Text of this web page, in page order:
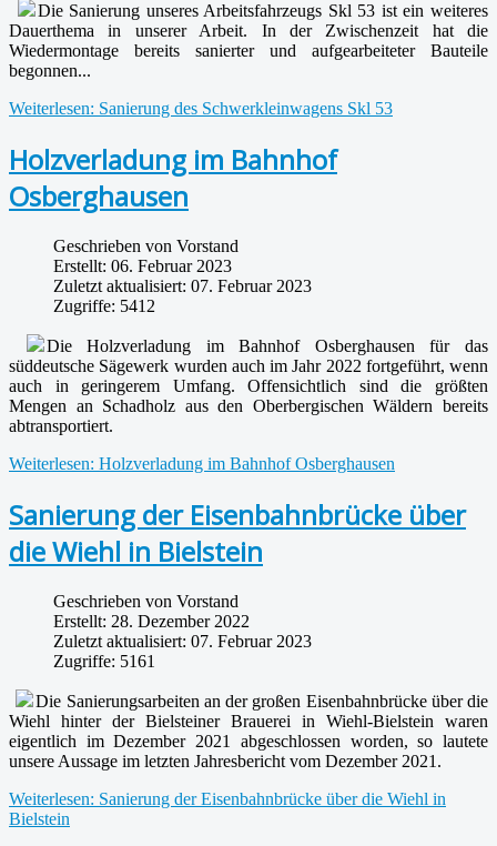
Die Sanierung unseres Arbeitsfahrzeugs Skl 53 ist ein weiteres
Dauerthema in unserer Arbeit. In der Zwischenzeit hat die
Wiedermontage bereits sanierter und aufgearbeiteter Bauteile
begonnen...
Weiterlesen: Sanierung des Schwerkleinwagens Skl 53
Holzverladung im Bahnhof
Osberghausen
Geschrieben von Vorstand
Erstellt: 06. Februar 2023
Zuletzt aktualisiert: 07. Februar 2023
Zugriffe: 5412
Die Holzverladung im Bahnhof Osberghausen für das
süddeutsche Sägewerk wurden auch im Jahr 2022 fortgeführt, wenn
auch in geringerem Umfang. Offensichtlich sind die größten
Mengen an Schadholz aus den Oberbergischen Wäldern bereits
abtransportiert.
Weiterlesen: Holzverladung im Bahnhof Osberghausen
Sanierung der Eisenbahnbrücke über
die Wiehl in Bielstein
Geschrieben von Vorstand
Erstellt: 28. Dezember 2022
Zuletzt aktualisiert: 07. Februar 2023
Zugriffe: 5161
Die Sanierungsarbeiten an der großen Eisenbahnbrücke über die
Wiehl hinter der Bielsteiner Brauerei in Wiehl-Bielstein waren
eigentlich im Dezember 2021 abgeschlossen worden, so lautete
unsere Aussage im letzten Jahresbericht vom Dezember 2021.
Weiterlesen: Sanierung der Eisenbahnbrücke über die Wiehl in
Bielstein